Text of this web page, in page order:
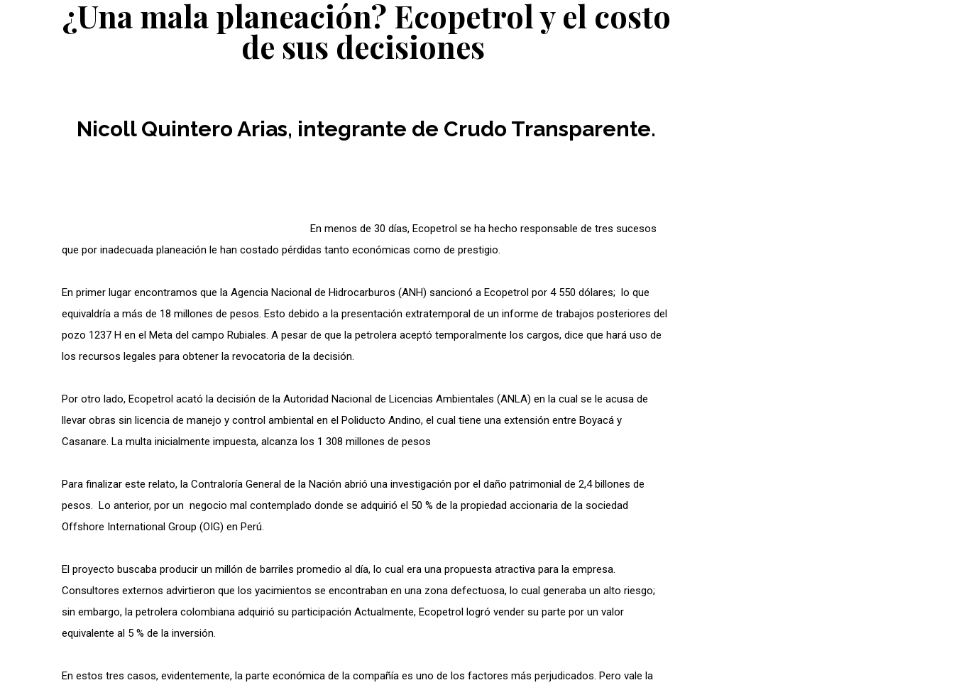
¿Una mala planeación? Ecopetrol y el costo
de sus decisiones
Nicoll Quintero Arias, integrante de Crudo Transparente.
En menos de 30 días, Ecopetrol se ha hecho responsable de tres sucesos
que por inadecuada planeación le han costado pérdidas tanto económicas como de prestigio.
En primer lugar encontramos que la Agencia Nacional de Hidrocarburos (ANH) sancionó a Ecopetrol por 4 550 dólares; lo que
equivaldría a más de 18 millones de pesos. Esto debido a la presentación extratemporal de un informe de trabajos posteriores del
pozo 1237 H en el Meta del campo Rubiales. A pesar de que la petrolera aceptó temporalmente los cargos, dice que hará uso de
los recursos legales para obtener la revocatoria de la decisión.
Por otro lado, Ecopetrol acató la decisión de la Autoridad Nacional de Licencias Ambientales (ANLA) en la cual se le acusa de
llevar obras sin licencia de manejo y control ambiental en el Poliducto Andino, el cual tiene una extensión entre Boyacá y
Casanare. La multa inicialmente impuesta, alcanza los 1 308 millones de pesos
Para finalizar este relato, la Contraloría General de la Nación abrió una investigación por el daño patrimonial de 2,4 billones de
pesos. Lo anterior, por un negocio mal contemplado donde se adquirió el 50 % de la propiedad accionaria de la sociedad
Offshore International Group (OIG) en Perú.
El proyecto buscaba producir un millón de barriles promedio al día, lo cual era una propuesta atractiva para la empresa.
Consultores externos advirtieron que los yacimientos se encontraban en una zona defectuosa, lo cual generaba un alto riesgo;
sin embargo, la petrolera colombiana adquirió su participación Actualmente, Ecopetrol logró vender su parte por un valor
equivalente al 5 % de la inversión.
En estos tres casos, evidentemente, la parte económica de la compañía es uno de los factores más perjudicados. Pero vale la